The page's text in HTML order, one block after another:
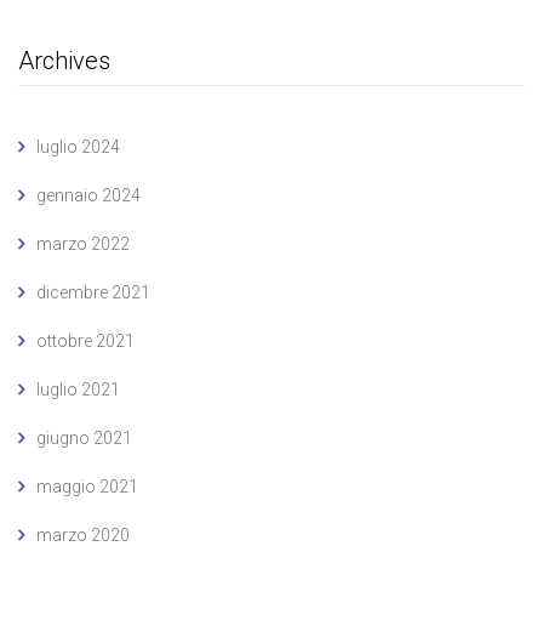
Archives
luglio 2024
gennaio 2024
marzo 2022
dicembre 2021
ottobre 2021
luglio 2021
giugno 2021
maggio 2021
marzo 2020